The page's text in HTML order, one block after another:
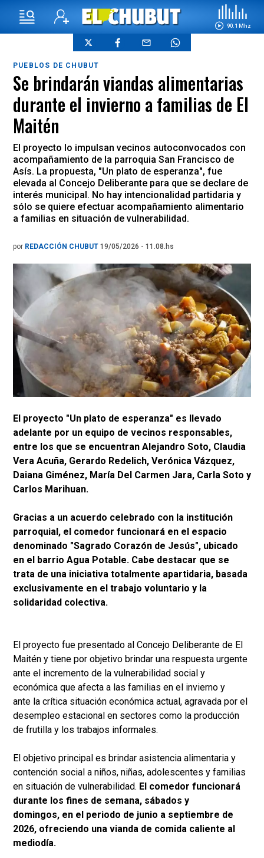
90.1 Mhz
PUEBLOS DE CHUBUT
Se brindarán viandas alimentarias
durante el invierno a familias de El
Maitén
El proyecto lo impulsan vecinos autoconvocados con
acompañamiento de la parroquia San Francisco de
Asís. La propuesta, "Un plato de esperanza", fue
elevada al Concejo Deliberante para que se declare de
interés municipal. No hay intencionalidad partidaria y
sólo se quiere efectuar acompañamiento alimentario
a familias en situación de vulnerabilidad.
por REDACCIÓN CHUBUT 19/05/2026 - 11.08.hs
El proyecto "Un plato de esperanza" es llevado
adelante por un equipo de vecinos responsables,
entre los que se encuentran Alejandro Soto, Claudia
Vera Acuña, Gerardo Redelich, Verónica Vázquez,
Daiana Giménez, María Del Carmen Jara, Carla Soto y
Carlos Marihuan.
​Gracias a un acuerdo celebrado con la institución
parroquial, el comedor funcionará en el espacio
denominado "Sagrado Corazón de Jesús", ubicado
en el barrio Agua Potable. Cabe destacar que se
trata de una iniciativa totalmente apartidaria, basada
exclusivamente en el trabajo voluntario y la
solidaridad colectiva.
El proyecto fue presentado al Concejo Deliberante de El
Maitén y tiene por objetivo brindar una respuesta urgente
ante el incremento de la vulnerabilidad social y
económica que afecta a las familias en el invierno y
ante la crítica situación económica actual, agravada por el
desempleo estacional en sectores como la producción
de frutilla y los trabajos informales.
​El objetivo principal es brindar asistencia alimentaria y
contención social a niños, niñas, adolescentes y familias
en situación de vulnerabilidad. El comedor funcionará
durante los fines de semana, sábados y
domingos, en el periodo de junio a septiembre de
2026, ofreciendo una vianda de comida caliente al
mediodía.